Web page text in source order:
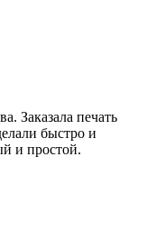
Заказала печать
быстро и
и простой.